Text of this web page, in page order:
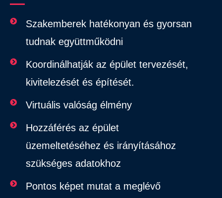
Szakemberek hatékonyan és gyorsan
tudnak együttműködni
Koordinálhatják az épület tervezését,
kivitelezését és építését.
Virtuális valóság élmény
Hozzáférés az épület
üzemeltetéséhez és irányításához
szükséges adatokhoz
Pontos képet mutat a meglévő